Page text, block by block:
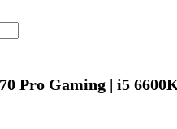
Pro Gaming | i5